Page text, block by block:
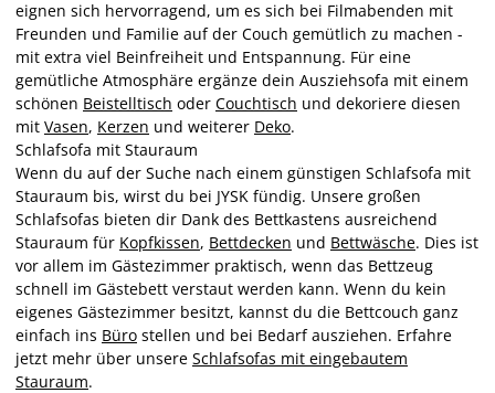
eignen sich hervorragend, um es sich bei Filmabenden mit
Freunden und Familie auf der Couch gemütlich zu machen -
mit extra viel Beinfreiheit und Entspannung. Für eine
gemütliche Atmosphäre ergänze dein Ausziehsofa mit einem
schönen Beistelltisch oder Couchtisch und dekoriere diesen
mit Vasen, Kerzen und weiterer Deko.
Schlafsofa mit Stauraum
Wenn du auf der Suche nach einem günstigen Schlafsofa mit
Stauraum bis, wirst du bei JYSK fündig. Unsere großen
Schlafsofas bieten dir Dank des Bettkastens ausreichend
Stauraum für Kopfkissen, Bettdecken und Bettwäsche. Dies ist
vor allem im Gästezimmer praktisch, wenn das Bettzeug
schnell im Gästebett verstaut werden kann. Wenn du kein
eigenes Gästezimmer besitzt, kannst du die Bettcouch ganz
einfach ins Büro stellen und bei Bedarf ausziehen. Erfahre
jetzt mehr über unsere Schlafsofas mit eingebautem
Stauraum.